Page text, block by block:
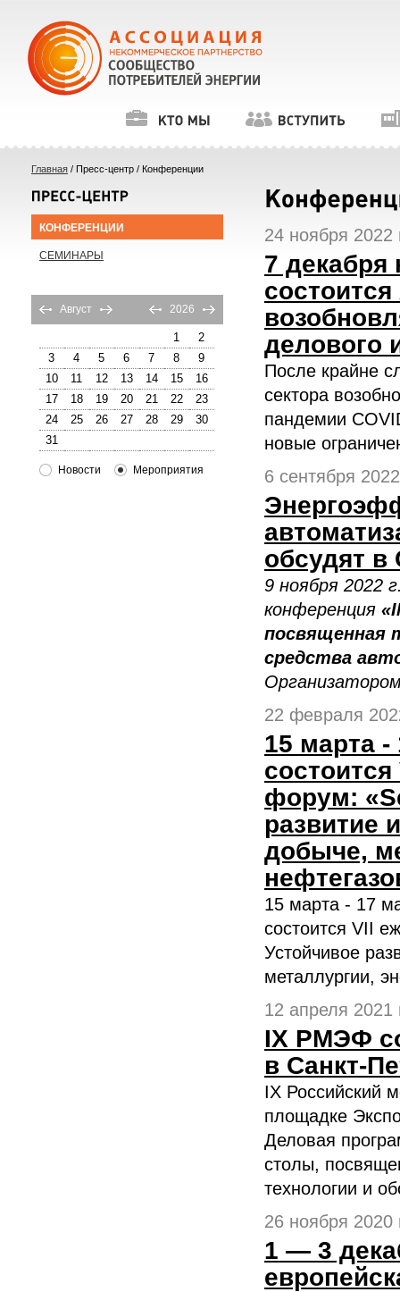
Главная / Пресс-центр / Конференции
24 ноября 2022
7 декабря
делового
После крайне
сектора
пандемии
новые
6 сентября 2022
обсудят в
9 ноября 2022
конференция
посвященная
средства
22 февраля
15 марта -
форум:
развитие
добыче,
15 марта - 17
состоится VII
Устойчивое
металлургии,
12 апреля 2021
IХ РМЭФ
в Санкт-
IX Российский
площадке
Деловая
столы,
технологии и
26 ноября 2020
1 — 3
КОНФЕРЕНЦИИ
СЕМИНАРЫ
Август 2026
1
2
3
4 5 6 7 8
9
10
11 12 13 14 15
16
17
18 19 20 21 22
23
24
25 26 27 28 29
30
31
Новости Мероприятия